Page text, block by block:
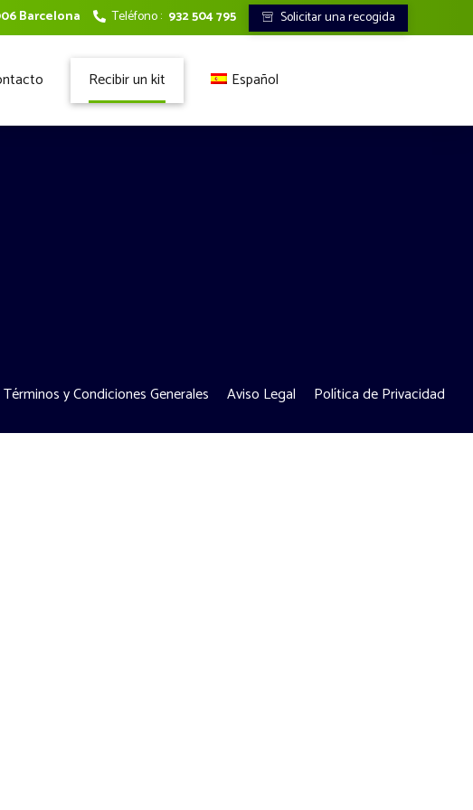
Barcelona Teléfono : 932 504 795 Solicitar una recogida
Recibir un kit
Español
Términos y Condiciones Generales Aviso Legal Política de Privacidad